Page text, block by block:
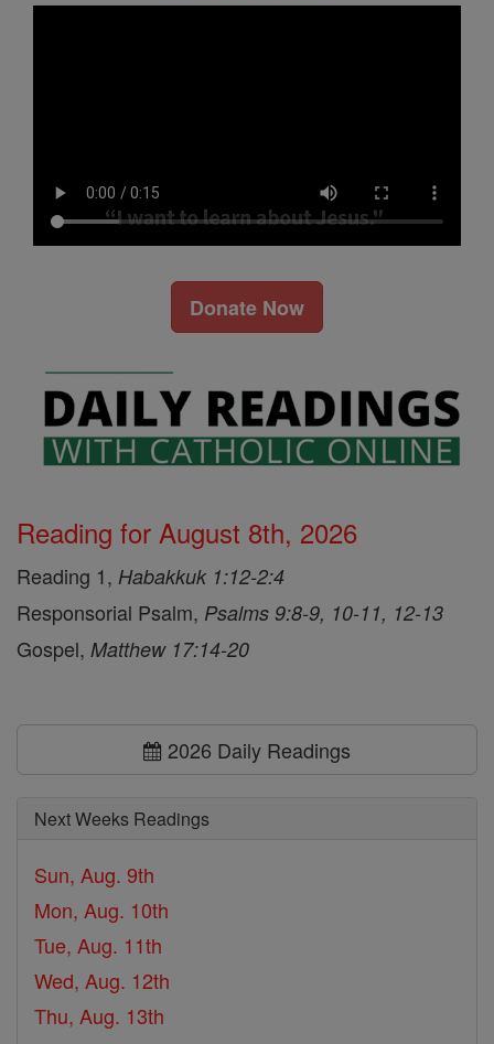
Donate Now
Reading for August 8th, 2026
Reading 1, Habakkuk 1:12-2:4
Responsorial Psalm, Psalms 9:8-9, 10-11, 12-13
Gospel, Matthew 17:14-20
2026 Daily Readings
Next Weeks Readings
Sun, Aug. 9th
Mon, Aug. 10th
Tue, Aug. 11th
Wed, Aug. 12th
Thu, Aug. 13th